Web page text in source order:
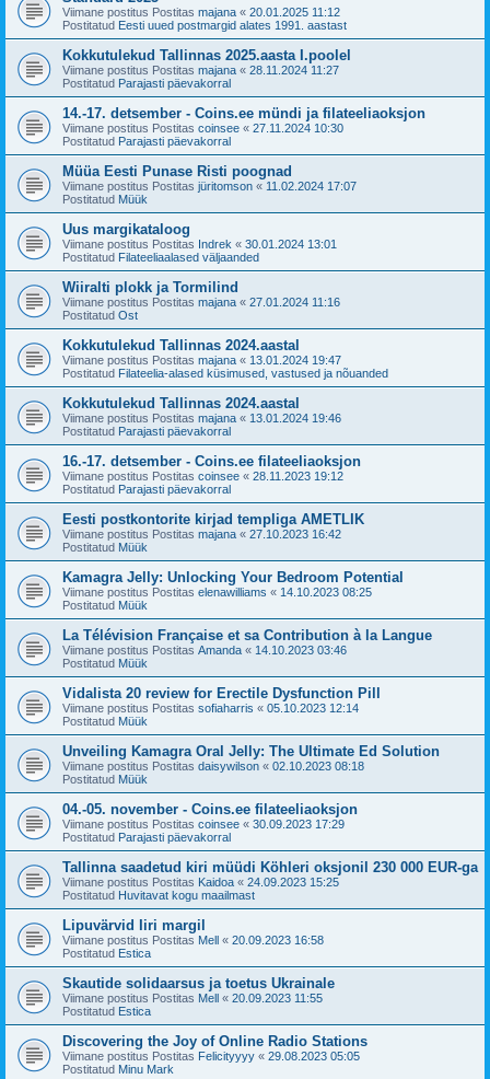
Viimane postitus Postitas majana « 20.01.2025 11:12
Postitatud Eesti uued postmargid alates 1991. aastast
Kokkutulekud Tallinnas 2025.aasta I.poolel
Viimane postitus Postitas majana « 28.11.2024 11:27
Postitatud Parajasti päevakorral
14.-17. detsember - Coins.ee mündi ja filateeliaoksjon
Viimane postitus Postitas coinsee « 27.11.2024 10:30
Postitatud Parajasti päevakorral
Müüa Eesti Punase Risti poognad
Viimane postitus Postitas jüritomson « 11.02.2024 17:07
Postitatud Müük
Uus margikataloog
Viimane postitus Postitas Indrek « 30.01.2024 13:01
Postitatud Filateeliaalased väljaanded
Wiiralti plokk ja Tormilind
Viimane postitus Postitas majana « 27.01.2024 11:16
Postitatud Ost
Kokkutulekud Tallinnas 2024.aastal
Viimane postitus Postitas majana « 13.01.2024 19:47
Postitatud Filateelia-alased küsimused, vastused ja nõuanded
Kokkutulekud Tallinnas 2024.aastal
Viimane postitus Postitas majana « 13.01.2024 19:46
Postitatud Parajasti päevakorral
16.-17. detsember - Coins.ee filateeliaoksjon
Viimane postitus Postitas coinsee « 28.11.2023 19:12
Postitatud Parajasti päevakorral
Eesti postkontorite kirjad templiga AMETLIK
Viimane postitus Postitas majana « 27.10.2023 16:42
Postitatud Müük
Kamagra Jelly: Unlocking Your Bedroom Potential
Viimane postitus Postitas elenawilliams « 14.10.2023 08:25
Postitatud Müük
La Télévision Française et sa Contribution à la Langue
Viimane postitus Postitas Amanda « 14.10.2023 03:46
Postitatud Müük
Vidalista 20 review for Erectile Dysfunction Pill
Viimane postitus Postitas sofiaharris « 05.10.2023 12:14
Postitatud Müük
Unveiling Kamagra Oral Jelly: The Ultimate Ed Solution
Viimane postitus Postitas daisywilson « 02.10.2023 08:18
Postitatud Müük
04.-05. november - Coins.ee filateeliaoksjon
Viimane postitus Postitas coinsee « 30.09.2023 17:29
Postitatud Parajasti päevakorral
Tallinna saadetud kiri müüdi Köhleri oksjonil 230 000 EUR-ga
Viimane postitus Postitas Kaidoa « 24.09.2023 15:25
Postitatud Huvitavat kogu maailmast
Lipuvärvid Iiri margil
Viimane postitus Postitas Mell « 20.09.2023 16:58
Postitatud Estica
Skautide solidaarsus ja toetus Ukrainale
Viimane postitus Postitas Mell « 20.09.2023 11:55
Postitatud Estica
Discovering the Joy of Online Radio Stations
Viimane postitus Postitas Felicityyyy « 29.08.2023 05:05
Postitatud Minu Mark